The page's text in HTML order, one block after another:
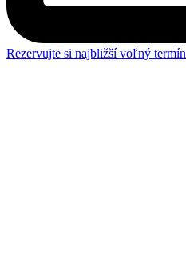
Rezervujte si najbližší voľný termín